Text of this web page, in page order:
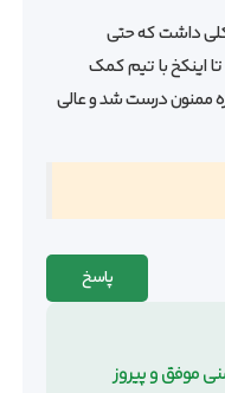
داشت که حتی
اینکخ با تیم کمک
ممنون درست شد و عالی
پاسخ
موفق و پیروز